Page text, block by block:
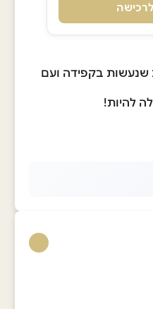
לרכישה
שנעשות בקפידה ועם
להיות!